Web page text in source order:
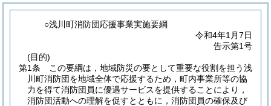
○浅川町消防団応援事業実施要綱
令和4年1月7日
告示第1号
(目的)
第1条
この要綱は，地域防災の要として重要な役割を担う浅
川町消防団を地域全体で応援するため，町内事業所等の協
力を得て消防団員に優遇サービスを提供することにより，
消防団活動への理解を促すとともに，消防団員の確保及び